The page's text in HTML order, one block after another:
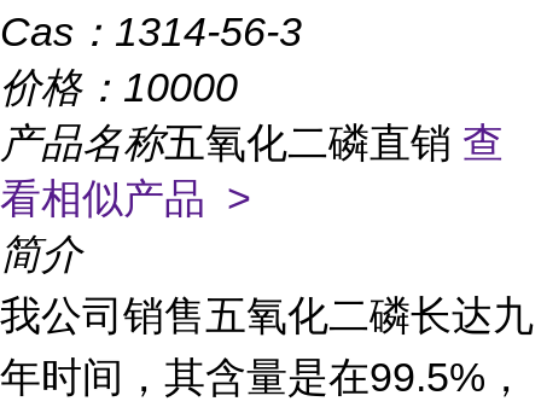
Cas： 1314-56-3
价格： 10000
产品名称五氧化二磷直销 查
看相似产品 >
简介
我公司销售五氧化二磷长达九
年时间，其含量是在99.5%，